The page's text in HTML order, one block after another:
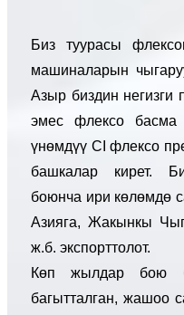
Биз туурасы
машиналарын
Азыр биздин негизги
эмес флексо басма
үнөмдүү CI флексо
башкалар кирет.
боюнча ири көлөмдө
Азияга, Жакынкы
ж.б. экспорттолот.
Көп жылдар бою
багытталган, жашоо